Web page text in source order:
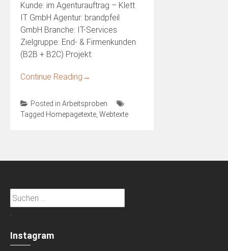
Kunde: im Agenturauftrag – Klett
IT GmbH Agentur: brandpfeil
GmbH Branche: IT-Services
Zielgruppe: End- & Firmenkunden
(B2B + B2C) Projekt:
Continue Reading →
Posted in Arbeitsproben
Tagged Homepagetexte, Webtexte
Suchen
nach:
.
Instagram